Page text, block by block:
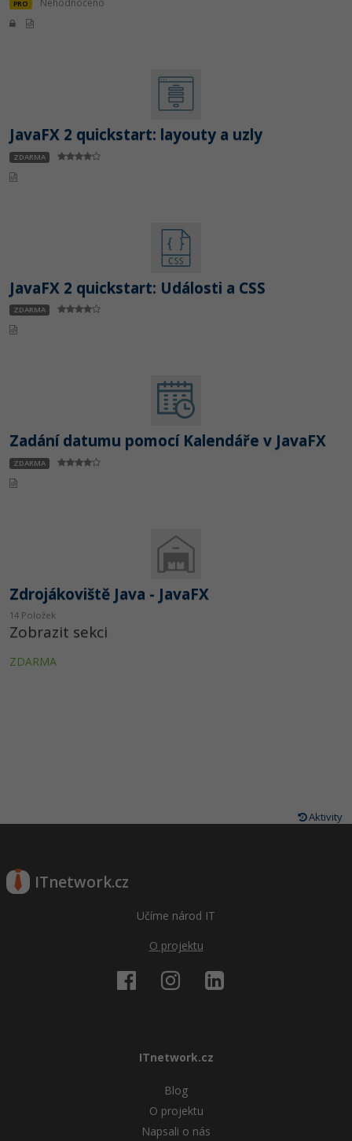
PRO Nehodnoceno
JavaFX 2 quickstart: layouty a uzly
ZDARMA
JavaFX 2 quickstart: Události a CSS
ZDARMA
Zadání datumu pomocí Kalendáře v JavaFX
ZDARMA
Zdrojákoviště Java - JavaFX
14 Položek
Zobrazit sekci
ZDARMA
Aktivity
ITnetwork.cz
Učíme národ IT
O projektu
ITnetwork.cz
Blog
O projektu
Napsali o nás